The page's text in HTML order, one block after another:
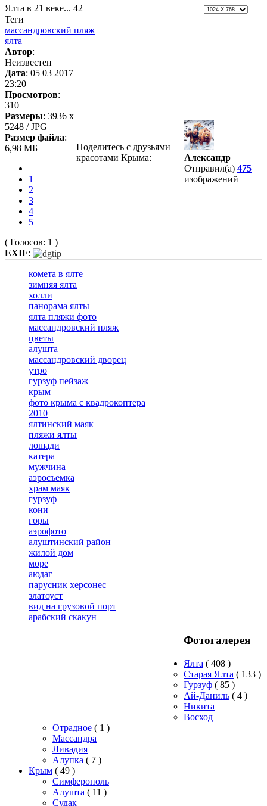
Ялта в 21 веке... 42
Теги
массандровский пляж
ялта
Автор:
Неизвестен
Дата: 05 03 2017
23:20
Просмотров:
310
Размеры: 3936 x
5248 / JPG
Размер файла:
6,98 МБ
1
2
3
4
5
( Голосов: 1 )
EXIF:
Поделитесь с друзьями
красотами Крыма:
Александр
Отправил(а) 475
изображений
комета в ялте
зимняя ялта
холли
панорама ялты
ялта пляжи фото
массандровский пляж
цветы
алушта
массандровский дворец
утро
гурзуф пейзаж
крым
фото крыма с квадрокоптера
2010
ялтинский маяк
пляжи ялты
лошади
катера
мужчина
аэросъемка
храм маяк
гурзуф
кони
горы
аэрофото
алуштинский район
жилой дом
море
аюдаг
парусник херсонес
златоуст
вид на грузовой порт
арабский скакун
Фотогалерея
Ялта ( 408 )
Старая Ялта ( 133 )
Гурзуф ( 85 )
Ай-Даниль ( 4 )
Никита
Восход
Отрадное ( 1 )
Массандра
Ливадия
Алупка ( 7 )
Крым ( 49 )
Симферополь
Алушта ( 11 )
Судак